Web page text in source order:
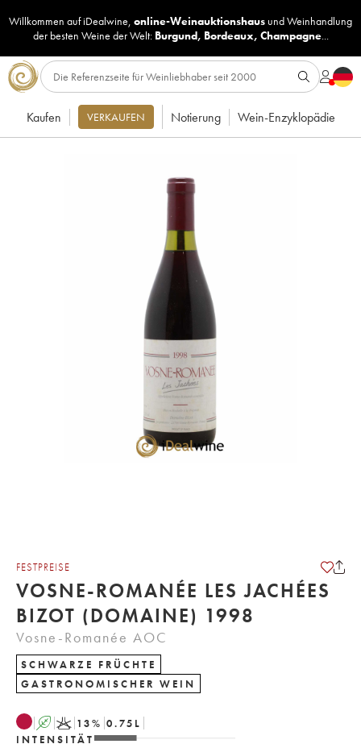
Willkommen auf iDealwine, online-Weinauktionshaus undWeinhandlung
der besten Weine der Welt: Burgund, Bordeaux, Champagne...
Kaufen VERKAUFEN Notierung Wein-Enzyklopädie
FESTPREISE
VOSNE-ROMANÉE LES JACHÉES
BIZOT (DOMAINE) 1998
Vosne-Romanée AOC
SCHWARZE FRÜCHTE
GASTRONOMISCHER WEIN
A K 13% 0.75 L
INTENSITÄT